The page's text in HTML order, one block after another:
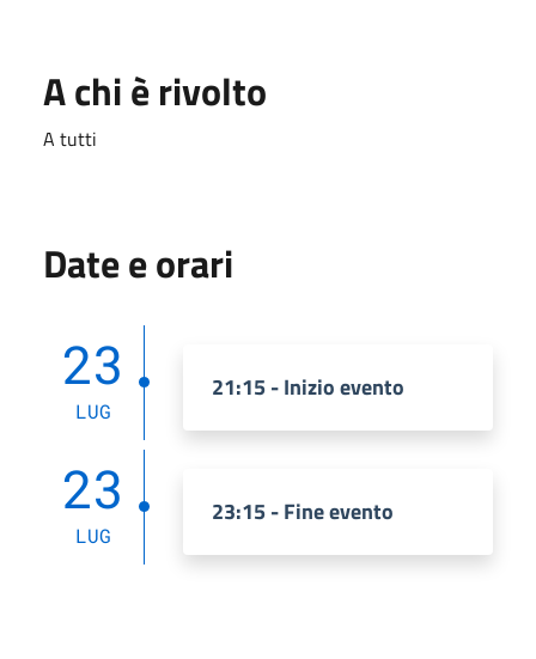
A chi è rivolto
A tutti
Date e orari
23
LUG
21:15 - Inizio evento
23
LUG
23:15 - Fine evento